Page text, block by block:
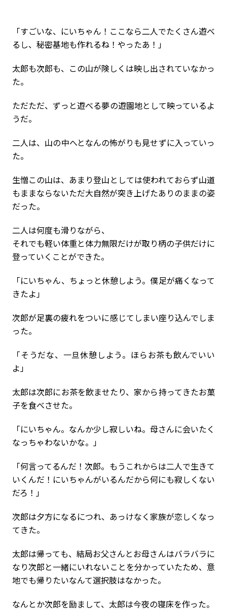
「すごいな、にいちゃん！ここなら二人でたくさん遊べ
るし、秘密基地も作れるね！やったあ！」
太郎も次郎も、この山が険しくは映し出されていなかっ
た。
ただただ、ずっと遊べる夢の遊園地として映っているよ
うだ。
二人は、山の中へとなんの怖がりも見せずに入っていっ
た。
生憎この山は、あまり登山としては使われておらず山道
もままならないただ大自然が突き上げたありのままの姿
だった。
二人は何度も滑りながら、
それでも軽い体重と体力無限だけが取り柄の子供だけに
登っていくことができた。
「にいちゃん、ちょっと休憩しよう。僕足が痛くなって
きたよ」
次郎が足裏の疲れをついに感じてしまい座り込んでしま
った。
「そうだな、一旦休憩しよう。ほらお茶も飲んでいい
よ」
太郎は次郎にお茶を飲ませたり、家から持ってきたお菓
子を食べさせた。
「にいちゃん。なんか少し寂しいね。母さんに会いたく
なっちゃわないかな。」
「何言ってるんだ！次郎。もうこれからは二人で生きて
いくんだ！にいちゃんがいるんだから何にも寂しくない
だろ！」
次郎は夕方になるにつれ、あっけなく家族が恋しくなっ
てきた。
太郎は帰っても、結局お父さんとお母さんはバラバラに
なり次郎と一緒にいれないことを分かっていたため、意
地でも帰りたいなんて選択肢はなかった。
なんとか次郎を励まして、太郎は今夜の寝床を作った。